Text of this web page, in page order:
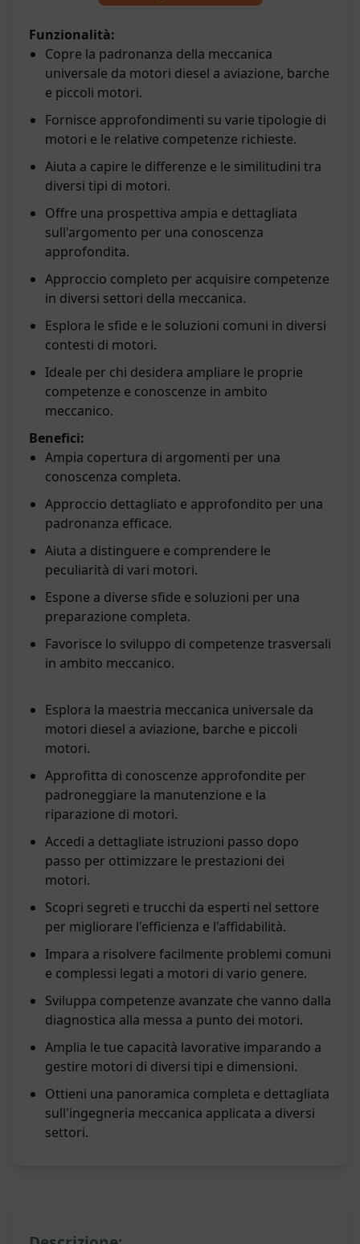
Funzionalità:
Copre la padronanza della meccanica
universale da motori diesel a aviazione, barche
e piccoli motori.
Fornisce approfondimenti su varie tipologie di
motori e le relative competenze richieste.
Aiuta a capire le differenze e le similitudini tra
diversi tipi di motori.
Offre una prospettiva ampia e dettagliata
sull'argomento per una conoscenza
approfondita.
Approccio completo per acquisire competenze
in diversi settori della meccanica.
Esplora le sfide e le soluzioni comuni in diversi
contesti di motori.
Ideale per chi desidera ampliare le proprie
competenze e conoscenze in ambito
meccanico.
Benefici:
Ampia copertura di argomenti per una
conoscenza completa.
Approccio dettagliato e approfondito per una
padronanza efficace.
Aiuta a distinguere e comprendere le
peculiarità di vari motori.
Espone a diverse sfide e soluzioni per una
preparazione completa.
Favorisce lo sviluppo di competenze trasversali
in ambito meccanico.
Esplora la maestria meccanica universale da
motori diesel a aviazione, barche e piccoli
motori.
Approfitta di conoscenze approfondite per
padroneggiare la manutenzione e la
riparazione di motori.
Accedi a dettagliate istruzioni passo dopo
passo per ottimizzare le prestazioni dei
motori.
Scopri segreti e trucchi da esperti nel settore
per migliorare l'efficienza e l'affidabilità.
Impara a risolvere facilmente problemi comuni
e complessi legati a motori di vario genere.
Sviluppa competenze avanzate che vanno dalla
diagnostica alla messa a punto dei motori.
Amplia le tue capacità lavorative imparando a
gestire motori di diversi tipi e dimensioni.
Ottieni una panoramica completa e dettagliata
sull'ingegneria meccanica applicata a diversi
settori.